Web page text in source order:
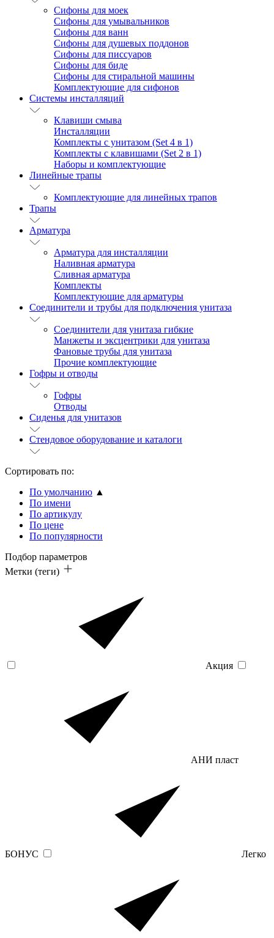
Сифоны для моек
Сифоны для умывальников
Сифоны для ванн
Сифоны для душевых поддонов
Сифоны для писсуаров
Сифоны для биде
Сифоны для стиральной машины
Комплектующие для сифонов
Системы инсталляций
Клавиши смыва
Инсталляции
Комплекты с унитазом (Set 4 в 1)
Комплекты с клавишами (Set 2 в 1)
Наборы и комплектующие
Линейные трапы
Комплектующие для линейных трапов
Трапы
Арматура
Арматура для инсталляции
Наливная арматура
Сливная арматура
Комплекты
Комплектующие для арматуры
Соединители и трубы для подключения унитаза
Соединители для унитаза гибкие
Манжеты и эксцентрики для унитаза
Фановые трубы для унитаза
Прочие комплектующие
Гофры и отводы
Гофры
Отводы
Сиденья для унитазов
Стендовое оборудование и каталоги
Сортировать по:
По умолчанию ▲
По имени
По артикулу
По цене
По популярности
Подбор параметров
Метки (теги)
Акция
АНИ пласт
БОНУС Легко